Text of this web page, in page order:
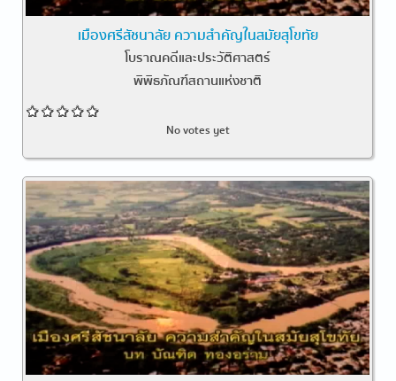
เมืองศรีสัชนาลัย ความสำคัญในสมัยสุโขทัย
โบราณคดีและประวัติศาสตร์
พิพิธภัณฑ์สถานแห่งชาติ
No votes yet